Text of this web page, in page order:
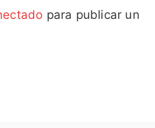
para publicar un